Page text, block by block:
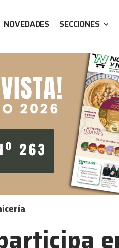
NOVEDADES SECCIONES expand_more